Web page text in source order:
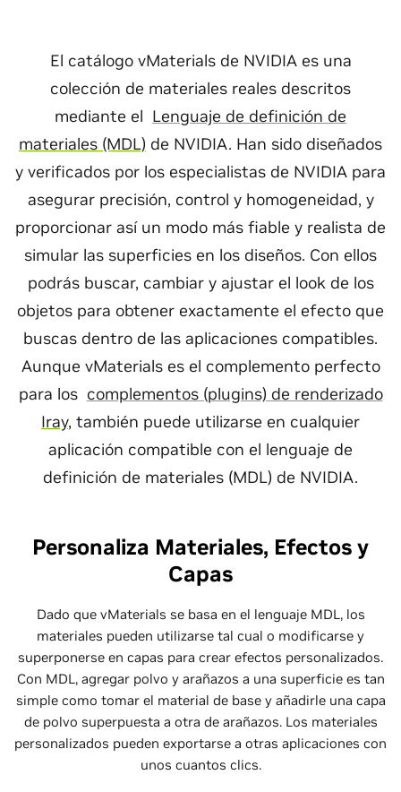
El catálogo vMaterials de NVIDIA es una
colección de materiales reales descritos
mediante el Lenguaje de definición de
materiales (MDL) de NVIDIA. Han sido diseñados
y verificados por los especialistas de NVIDIA para
asegurar precisión, control y homogeneidad, y
proporcionar así un modo más fiable y realista de
simular las superficies en los diseños. Con ellos
podrás buscar, cambiar y ajustar el look de los
objetos para obtener exactamente el efecto que
buscas dentro de las aplicaciones compatibles.
Aunque vMaterials es el complemento perfecto
para los complementos (plugins) de renderizado
Iray, también puede utilizarse en cualquier
aplicación compatible con el lenguaje de
definición de materiales (MDL) de NVIDIA.
Personaliza Materiales, Efectos y
Capas
Dado que vMaterials se basa en el lenguaje MDL, los
materiales pueden utilizarse tal cual o modificarse y
superponerse en capas para crear efectos personalizados.
Con MDL, agregar polvo y arañazos a una superficie es tan
simple como tomar el material de base y añadirle una capa
de polvo superpuesta a otra de arañazos. Los materiales
personalizados pueden exportarse a otras aplicaciones con
unos cuantos clics.